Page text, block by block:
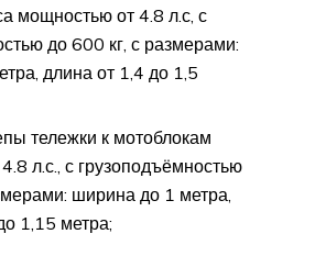
мощностью от 4.8 л.с, с
до 600 кг, с размерами:
длина от 1,4 до 1,5
тележки к мотоблокам
л.с., с грузоподъёмностью
ширина до 1 метра,
1,15 метра;